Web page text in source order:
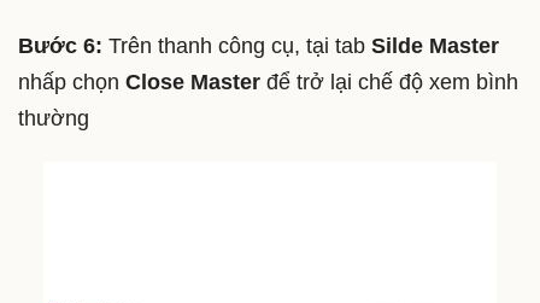
Bước 6: Trên thanh công cụ, tại tab Silde Master
nhấp chọn Close Master để trở lại chế độ xem bình
thường